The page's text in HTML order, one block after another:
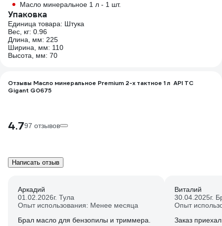
Масло минеральное 1 л - 1 шт.
Упаковка
Единица товара: Штука
Вес, кг: 0.96
Длина, мм: 225
Ширина, мм: 110
Высота, мм: 70
Отзывы Масло минеральное Premium 2-х тактное 1 л API TC
Gigant G0675
4.797 отзывов
Написать отзыв
Аркадий
01.02.2026г. Тула
Опыт использования: Менее месяца
Брал масло для бензопилы и триммера.
Виталий
30.04.2025г.
Опыт
Заказ